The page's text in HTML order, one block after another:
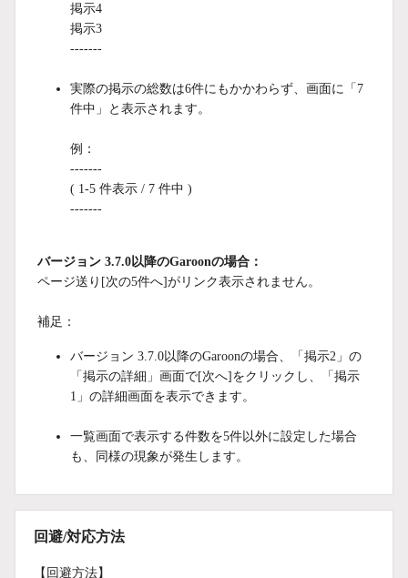
掲示4
掲示3
-------
実際の掲示の総数は6件にもかかわらず、画面に「7
件中」と表示されます。
例：
-------
( 1-5 件表示 / 7 件中 )
-------
バージョン 3.7.0以降のGaroonの場合：
ページ送り[次の5件へ]がリンク表示されません。
補足：
バージョン 3.7.0以降のGaroonの場合、「掲示2」の
「掲示の詳細」画面で[次へ]をクリックし、「掲示
1」の詳細画面を表示できます。
一覧画面で表示する件数を5件以外に設定した場合
も、同様の現象が発生します。
回避/対応方法
【回避方法】